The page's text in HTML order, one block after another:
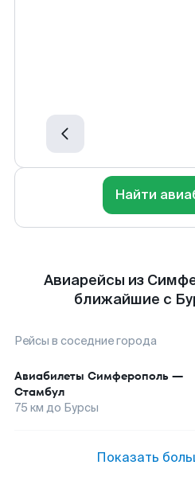
Найти
Авиарейсы из
ближайшие с
Рейсы в соседние города
Авиабилеты Симферополь —
Стамбул
75 км до Бурсы
Показать